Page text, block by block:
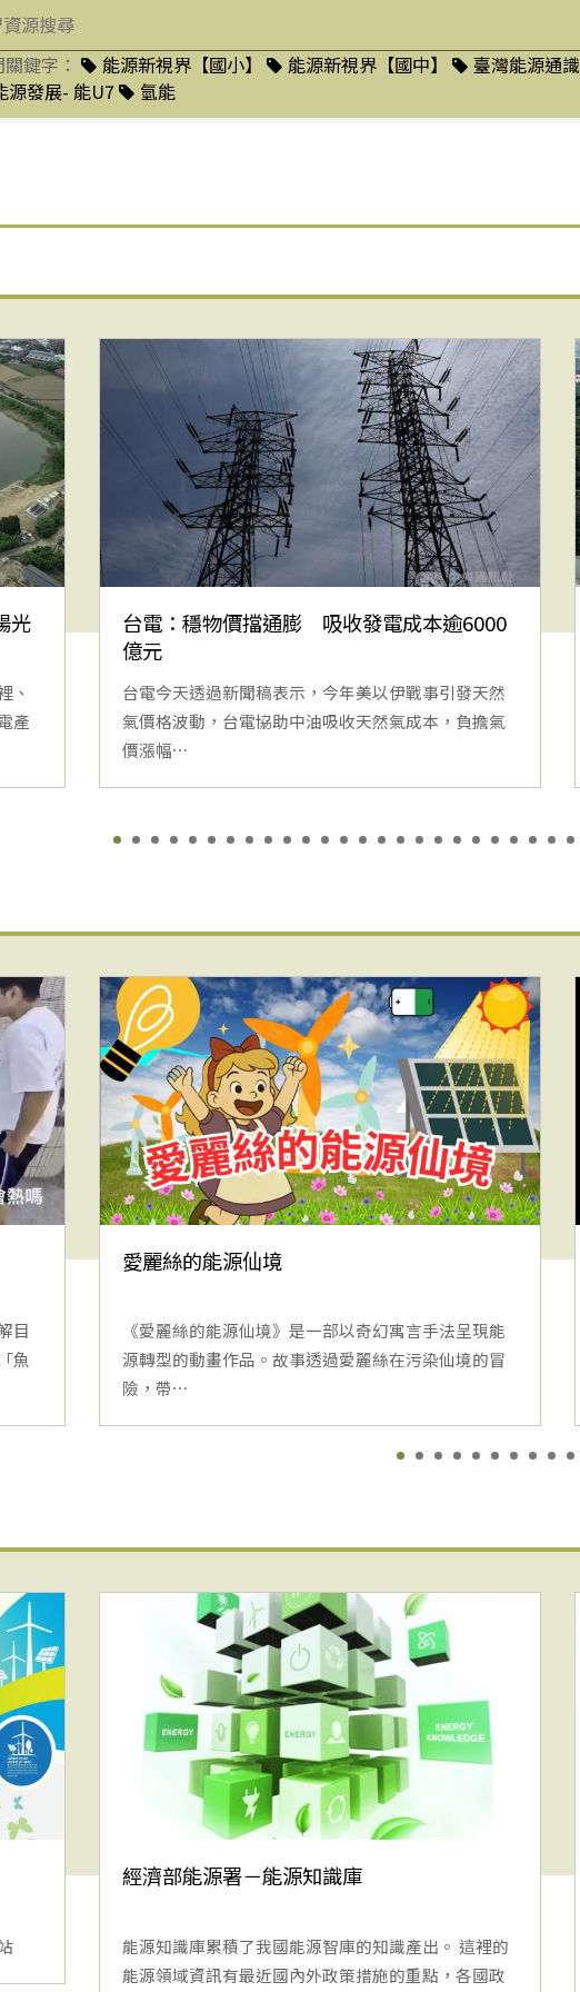
關鍵字： 能源新視界【國小】 能源新視界【國中】
臺灣能源通識
源發展- 能U7
氫能
光
、
產
台電：穩物價擋通膨 吸收發電成本逾6000
億元
台電今天透過新聞稿表示，今年美以伊戰事引發天然
氣價格波動，台電協助中油吸收天然氣成本，負擔氣
價漲幅⋯
目
魚
愛麗絲的能源仙境
《愛麗絲的能源仙境》是一部以奇幻寓言手法呈現能
源轉型的動畫作品。故事透過愛麗絲在污染仙境的冒
險，帶⋯
經濟部能源署－能源知識庫
能源知識庫累積了我國能源智庫的知識產出。 這裡的
能源領域資訊有最近國內外政策措施的重點，各國政